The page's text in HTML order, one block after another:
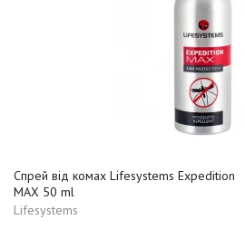
Спрей від комах Lifesystems Expedition
MAX 50 ml
Lifesystems